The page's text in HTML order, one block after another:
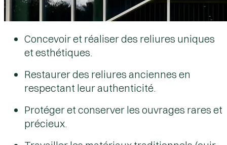
Concevoir et réaliser des reliures uniques
et esthétiques.
Restaurer des reliures anciennes en
respectant leur authenticité.
Protéger et conserver les ouvrages rares et
précieux.